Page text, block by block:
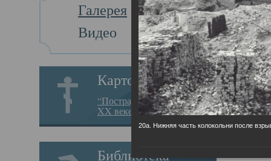
Галерея
Видео
Картотека
“Пострадавшие за веру в
XX веке на Севере”
Библиотека
20а. Нижняя часть колокольни после